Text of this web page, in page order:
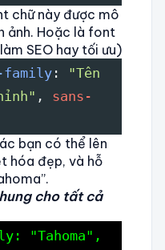
chữ này được mô
ảnh. Hoặc là font
SEO hay tối ưu)
:
"Tên
, sans-
bạn có thể lên
hóa đẹp, và hỗ
cho tất cả
"Tahoma",